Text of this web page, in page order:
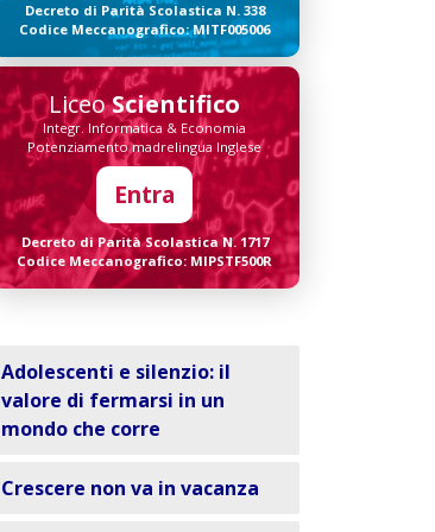
Decreto di Parità Scolastica N. 338
Codice Meccanografico: MITF005006
LiceoScientifico
Integr. Informatica & Economia
Potenziamento madrelingua Inglese
Entra
Decreto di Parità Scolastica N. 1717
Codice Meccanografico: MIPSTF500R
Adolescenti e silenzio: il
valore di fermarsi in un
mondo che corre
Crescere non va in vacanza